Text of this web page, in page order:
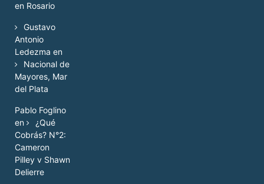
en Rosario
Gustavo
Antonio
Ledezma en
Nacional de
Mayores, Mar
del Plata
Pablo Foglino
en
¿Qué
Cobrás? N°2:
Cameron
Pilley v Shawn
Delierre